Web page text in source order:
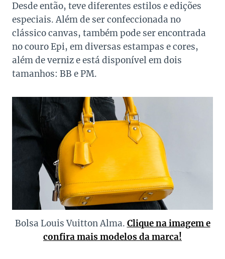
Desde então, teve diferentes estilos e edições
especiais. Além de ser confeccionada no
clássico canvas, também pode ser encontrada
no couro Epi, em diversas estampas e cores,
além de verniz e está disponível em dois
tamanhos: BB e PM.
Bolsa Louis Vuitton Alma. Clique na imagem e
confira mais modelos da marca!